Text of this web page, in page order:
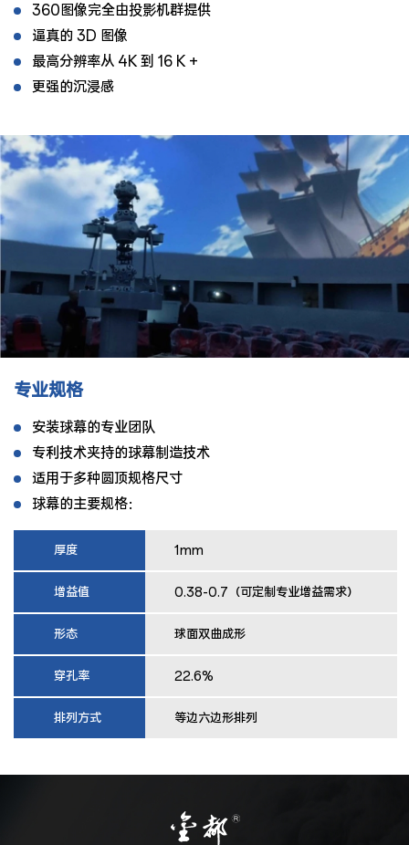
360图像完全由投影机群提供
逼真的 3D 图像
最高分辨率从 4K 到 16 K +
更强的沉浸感
专业规格
安装球幕的专业团队
专利技术夹持的球幕制造技术
适用于多种圆顶规格尺寸
球幕的主要规格：
厚度 1mm
增益值 0.38-0.7（可定制专业增益需求）
形态 球面双曲成形
穿孔率 22.6%
排列方式 等边六边形排列